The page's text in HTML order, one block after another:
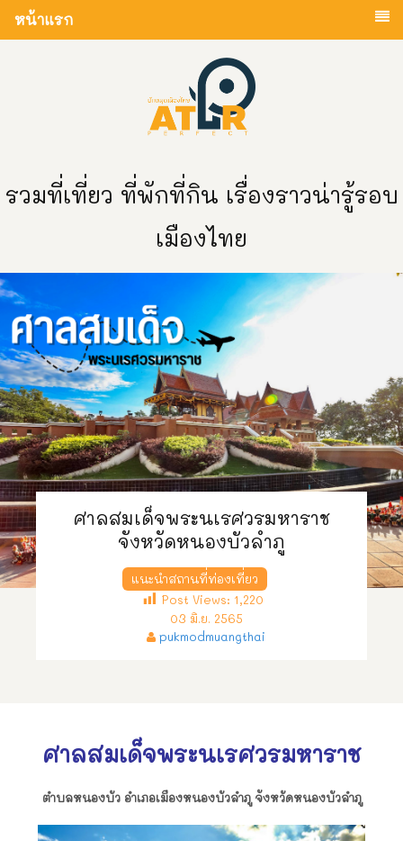
หน้าแรก
รวมที่เที่ยว ที่พักที่กิน เรื่องราวน่ารู้รอบ
เมืองไทย
ศาลสมเด็จพระนเรศวรมหาราช
จังหวัดหนองบัวลำภู
แนะนำสถานที่ท่องเที่ยว
Post Views: 1,220
03 มิ.ย. 2565
pukmodmuangthai
ศาลสมเด็จพระนเรศวรมหาราช
ตำบลหนองบัว อำเภอเมืองหนองบัวลำภู จังหวัดหนองบัวลำภู